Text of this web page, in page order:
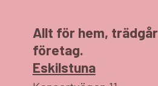
Allt för hem,
företag.
Eskilstuna